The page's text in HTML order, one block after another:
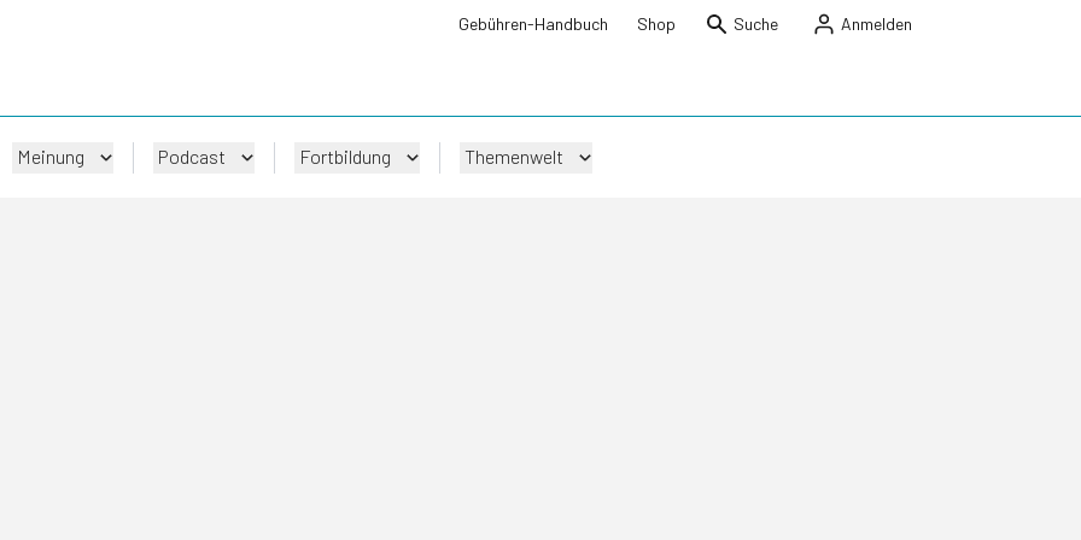
Gebühren-Handbuch Shop Suche Anmelden
Meinung Podcast Fortbildung Themenwelt